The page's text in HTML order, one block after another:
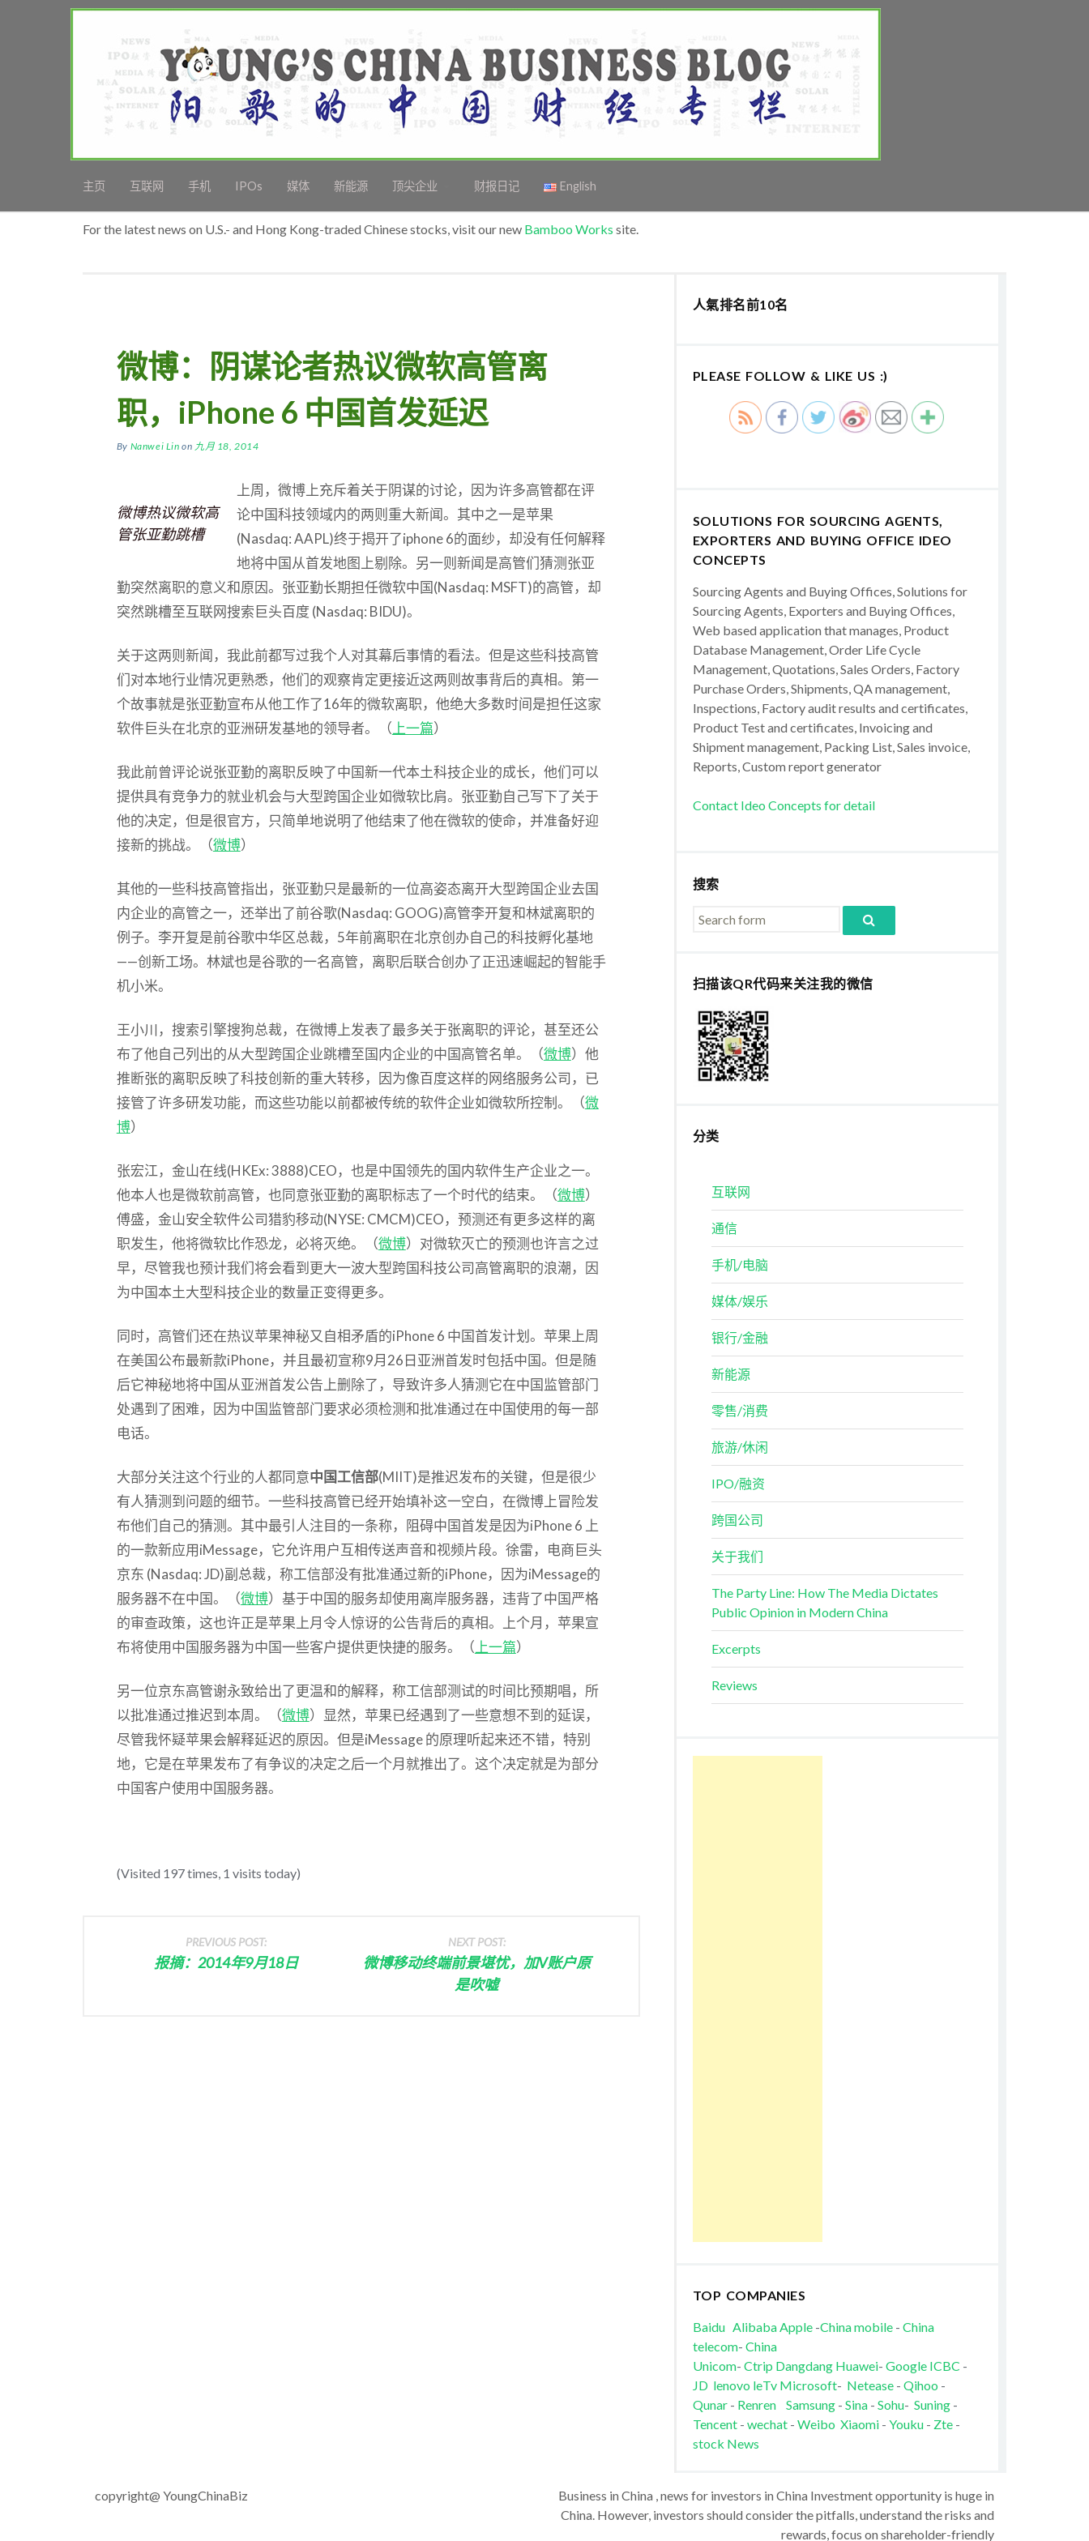
主页 互联网 手机 IPOs 媒体 新能源 顶尖企业 财报日记 English
For the latest news on U.S.- and Hong Kong-traded Chinese stocks, visit our new Bamboo Works site.
微博：阴谋论者热议微软高管离
职，iPhone 6 中国首发延迟
By Nanwei Lin on 九月 18, 2014
微博热议微软高
管张亚勤跳槽
上周，微博上充斥着关于阴谋的讨论，因为许多高管都在评
论中国科技领域内的两则重大新闻。其中之一是苹果
(Nasdaq: AAPL)终于揭开了iphone 6的面纱，却没有任何解释
地将中国从首发地图上剔除。另一则新闻是高管们猜测张亚
勤突然离职的意义和原因。张亚勤长期担任微软中国(Nasdaq: MSFT)的高管，却
突然跳槽至互联网搜索巨头百度 (Nasdaq: BIDU)。
关于这两则新闻，我此前都写过我个人对其幕后事情的看法。但是这些科技高管
们对本地行业情况更熟悉，他们的观察肯定更接近这两则故事背后的真相。第一
个故事就是张亚勤宣布从他工作了16年的微软离职，他绝大多数时间是担任这家
软件巨头在北京的亚洲研发基地的领导者。（ 上一篇）
我此前曾评论说张亚勤的离职反映了中国新一代本土科技企业的成长，他们可以
提供具有竞争力的就业机会与大型跨国企业如微软比肩。张亚勤自己写下了关于
他的决定，但是很官方，只简单地说明了他结束了他在微软的使命，并准备好迎
接新的挑战。（微博）
其他的一些科技高管指出，张亚勤只是最新的一位高姿态离开大型跨国企业去国
内企业的高管之一，还举出了前谷歌(Nasdaq: GOOG)高管李开复和林斌离职的
例子。李开复是前谷歌中华区总裁，5年前离职在北京创办自己的科技孵化基地
——创新工场。林斌也是谷歌的一名高管，离职后联合创办了正迅速崛起的智能手
机小米。
王小川，搜索引擎搜狗总裁，在微博上发表了最多关于张离职的评论，甚至还公
布了他自己列出的从大型跨国企业跳槽至国内企业的中国高管名单。（微博）他
推断张的离职反映了科技创新的重大转移，因为像百度这样的网络服务公司，已
接管了许多研发功能，而这些功能以前都被传统的软件企业如微软所控制。（微
博）
张宏江，金山在线(HKEx: 3888)CEO，也是中国领先的国内软件生产企业之一。
他本人也是微软前高管，也同意张亚勤的离职标志了一个时代的结束。（微博）
傅盛，金山安全软件公司猎豹移动(NYSE: CMCM)CEO，预测还有更多这样的离
职发生，他将微软比作恐龙，必将灭绝。（微博）对微软灭亡的预测也许言之过
早，尽管我也预计我们将会看到更大一波大型跨国科技公司高管离职的浪潮，因
为中国本土大型科技企业的数量正变得更多。
同时，高管们还在热议苹果神秘又自相矛盾的iPhone 6 中国首发计划。苹果上周
在美国公布最新款iPhone，并且最初宣称9月26日亚洲首发时包括中国。但是随
后它神秘地将中国从亚洲首发公告上删除了，导致许多人猜测它在中国监管部门
处遇到了困难，因为中国监管部门要求必须检测和批准通过在中国使用的每一部
电话。
大部分关注这个行业的人都同意中国工信部(MIIT)是推迟发布的关键，但是很少
有人猜测到问题的细节。一些科技高管已经开始填补这一空白，在微博上冒险发
布他们自己的猜测。其中最引人注目的一条称，阻碍中国首发是因为iPhone 6 上
的一款新应用iMessage，它允许用户互相传送声音和视频片段。徐雷，电商巨头
京东 (Nasdaq: JD)副总裁，称工信部没有批准通过新的iPhone，因为iMessage的
服务器不在中国。（微博）基于中国的服务却使用离岸服务器，违背了中国严格
的审查政策，这也许正是苹果上月令人惊讶的公告背后的真相。上个月，苹果宣
布将使用中国服务器为中国一些客户提供更快捷的服务。（ 上一篇）
另一位京东高管谢永致给出了更温和的解释，称工信部测试的时间比预期唱，所
以批准通过推迟到本周。（微博）显然，苹果已经遇到了一些意想不到的延误，
尽管我怀疑苹果会解释延迟的原因。但是iMessage 的原理听起来还不错，特别
地，它是在苹果发布了有争议的决定之后一个月就推出了。这个决定就是为部分
中国客户使用中国服务器。
(Visited 197 times, 1 visits today)
PREVIOUS POST:
报摘：2014年9月18日
NEXT POST:
微博移动终端前景堪忧，加V账户原
是吹嘘
人氣排名前10名
PLEASE FOLLOW & LIKE US :)
SOLUTIONS FOR SOURCING AGENTS,
EXPORTERS AND BUYING OFFICE IDEO
CONCEPTS
Sourcing Agents and Buying Offices, Solutions for
Sourcing Agents, Exporters and Buying Offices,
Web based application that manages, Product
Database Management, Order Life Cycle
Management, Quotations, Sales Orders, Factory
Purchase Orders, Shipments, QA management,
Inspections, Factory audit results and certificates,
Product Test and certificates, Invoicing and
Shipment management, Packing List, Sales invoice,
Reports, Custom report generator
Contact Ideo Concepts for detail
搜索
扫描该QR代码来关注我的微信
分类
互联网
通信
手机/电脑
媒体/娱乐
银行/金融
新能源
零售/消费
旅游/休闲
IPO/融资
跨国公司
关于我们
The Party Line: How The Media Dictates
Public Opinion in Modern China
Excerpts
Reviews
TOP COMPANIES
Baidu AlibabaApple-China mobile- China
telecom- China
Unicom- Ctrip Dangdang Huawei- Google ICBC -
JD lenovo leTv Microsoft- Netease- Qihoo -
Qunar- Renren Samsung- Sina- Sohu- Suning-
Tencent- wechat - Weibo Xiaomi- Youku - Zte-
stock News
copyright@ YoungChinaBiz
Business in China , news for investors in China Investment opportunity is huge in
China. However, investors should consider the pitfalls, understand the risks and
rewards, focus on shareholder-friendly